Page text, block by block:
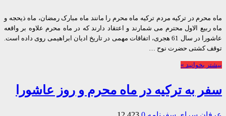
در ترکیه مردم ترکیه ماه محرم را مانند ماه مبارک رمضان، ماه ذیحجه و
الاول محترم می شمارند و اعتقاد دارند که در ماه محرم علاوه بر واقعه
عاشورا در سال 61 هجری، اتفاقات مهمی در تاریخ ادیان ابراهیمی روی داده است.
کشتی حضرت نوح …
بخوانید »
به ترکیه در ماه محرم و روز عاشورا